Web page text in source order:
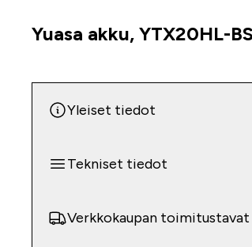
Tuoteinfo
Yuasa akku, YTX20HL-
Yleiset tiedot
Tekniset tiedot
Verkkokaupan toimitustavat